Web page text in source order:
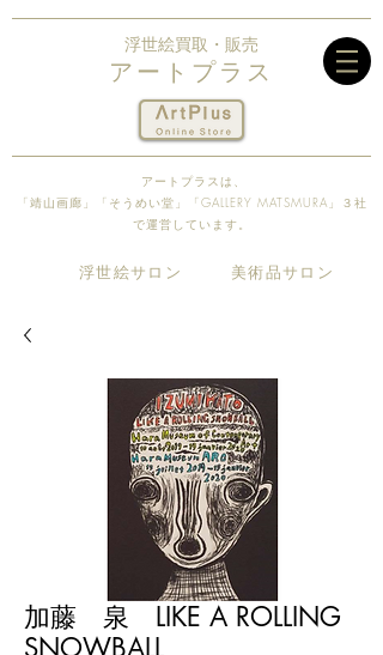
浮世絵買取・販売
アートプラス
アートプラスは、
「靖山画廊」「そうめい堂​」「GALLERY MATSMURA」３社
で運営しています。
​浮世絵サロン ​美術品サロン
加藤 泉 LIKE A ROLLING
SNOWBALL